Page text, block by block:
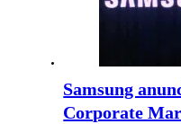
Samsung
Corporate